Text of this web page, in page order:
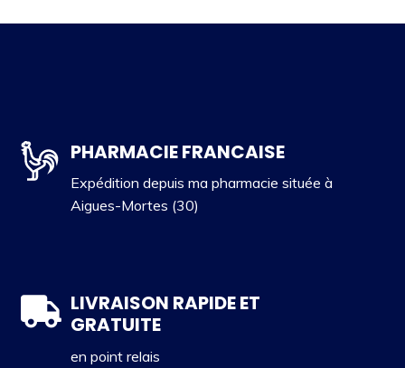
PHARMACIE FRANCAISE
Expédition depuis ma pharmacie située à
Aigues-Mortes (30)
LIVRAISON RAPIDE ET
GRATUITE
en point relais